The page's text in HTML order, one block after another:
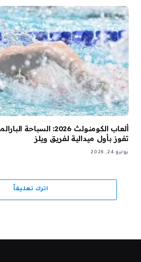
ألعاب الكومنولث 2026:
تفوز بأول ميدالية لفريق ويلز
يوليو 24, 2026
اترك تعليقاً